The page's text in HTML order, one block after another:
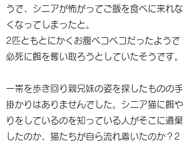
うで、シニアが怖がってご飯を食べに来れな
くなってしまったと。
2匹ともとにかくお腹ペコペコだったようで
必死に餌を奪い取ろうとしていたそうです。
一帯を歩き回り親兄妹の姿を探したものの手
掛かりはありませんでした。シニア猫に餌や
りをしているのを知っている人がそこに遺棄
したのか、猫たちが自ら流れ着いたのか？2